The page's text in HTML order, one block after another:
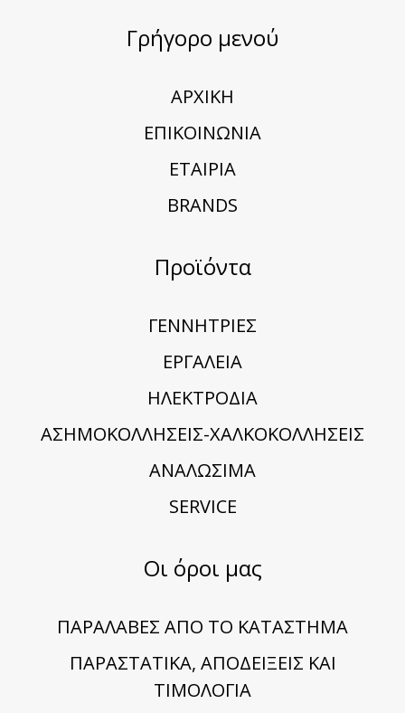
Γρήγορο μενού
ΑΡΧΙΚΗ
ΕΠΙΚΟΙΝΩΝΙΑ
ΕΤΑΙΡΙΑ
BRANDS
Προϊόντα
ΓΕΝΝΗΤΡΙΕΣ
ΕΡΓΑΛΕΙΑ
ΗΛΕΚΤΡΟΔΙΑ
ΑΣΗΜΟΚΟΛΛΗΣΕΙΣ-ΧΑΛΚΟΚΟΛΛΗΣΕΙΣ
ΑΝΑΛΩΣΙΜΑ
SERVICE
Οι όροι μας
ΠΑΡΑΛΑΒΕΣ ΑΠΟ ΤΟ ΚΑΤΑΣΤΗΜΑ
ΠΑΡΑΣΤΑΤΙΚΑ, ΑΠΟΔΕΙΞΕΙΣ ΚΑΙ
ΤΙΜΟΛΟΓΙΑ